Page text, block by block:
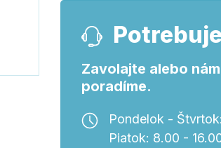
Zavolajte alebo
poradíme.
Pondelok -
Piatok: 8.00 -